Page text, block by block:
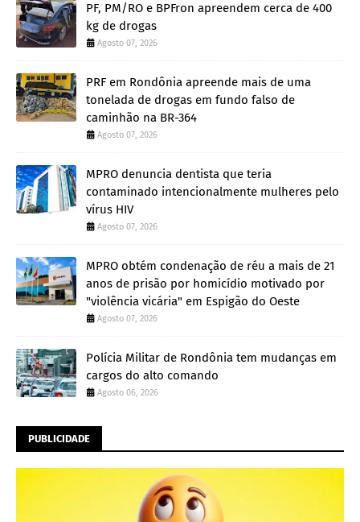
PF, PM/RO e BPFron apreendem cerca de 400
kg de drogas
Agosto 07, 2026
PRF em Rondônia apreende mais de uma
tonelada de drogas em fundo falso de
caminhão na BR-364
Agosto 07, 2026
MPRO denuncia dentista que teria
contaminado intencionalmente mulheres pelo
vírus HIV
Agosto 07, 2026
MPRO obtém condenação de réu a mais de 21
anos de prisão por homicídio motivado por
"violência vicária" em Espigão do Oeste
Agosto 07, 2026
Polícia Militar de Rondônia tem mudanças em
cargos do alto comando
Agosto 06, 2026
PUBLICIDADE